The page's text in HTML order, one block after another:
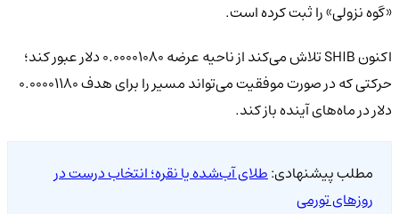
«گوه نزولی» را ثبت کرده است.
اکنون SHIB تلاش می‌کند از ناحیه عرضه ۰.۰۰۰۰۱۰۸۰ دلار عبور کند؛
حرکتی که در صورت موفقیت می‌تواند مسیر را برای هدف ۰.۰۰۰۰۱۱۸۰
دلار در ماه‌های آینده باز کند.
مطلب پیشنهادی:طلای آب‌شده یا نقره؛ انتخاب درست در
روزهای تورمی